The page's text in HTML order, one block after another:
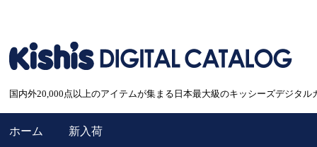
国内外20,000点以上のアイテムが集まる日本最大級のキッシーズデジタル
ホーム 新入荷